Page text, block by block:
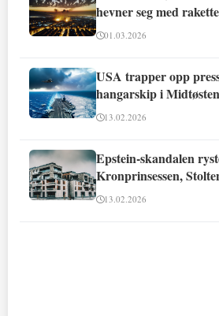
hevner seg med
01.03.2026
USA trapper opp
hangarskip i Midtøsten
13.02.2026
Epstein-skandalen
Kronprinsessen,
involvert
13.02.2026